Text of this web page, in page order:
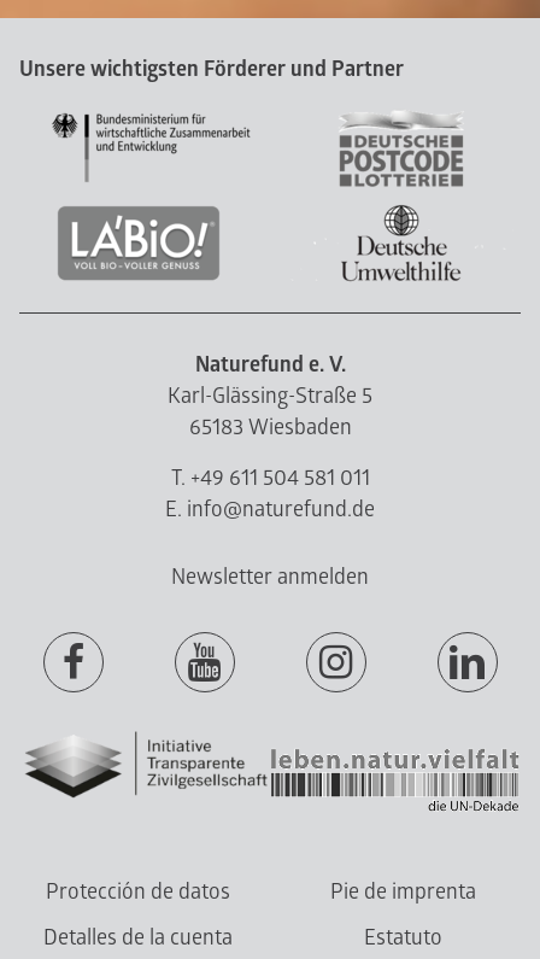
Unsere wichtigsten Förderer und Partner
Naturefund e. V.
Karl-Glässing-Straße 5
65183 Wiesbaden
T. +49 611 504 581 011
E. info@naturefund.de
Newsletter anmelden
Protección de datos
Pie de imprenta
Detalles de la cuenta
Estatuto